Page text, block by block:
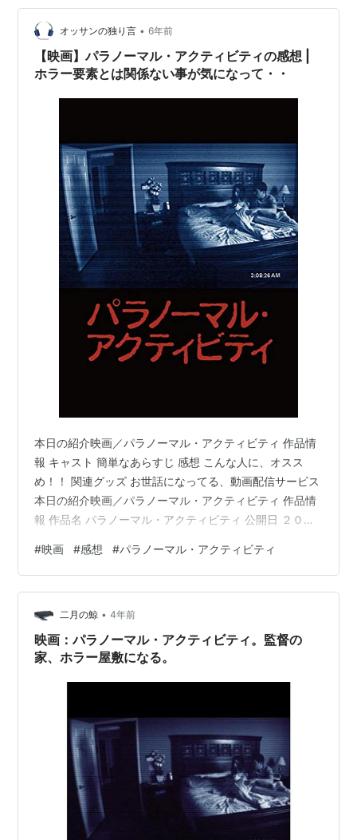
う目新しい恐怖は、ホラーマニアでも十分満足できそう
だ。 高校演劇「絞首台」で惨劇が起こってから20年。主
役を追悼するために再演…
オッサンの独り言 • 6年前
【映画】パラノーマル・アクティビティの感想 |
ホラー要素とは関係ない事が気になって・・
本日の紹介映画／パラノーマル・アクティビティ 作品情
報 キャスト 簡単なあらすじ 感想 こんな人に、オスス
め！！ 関連グッズ お世話になってる、動画配信サービス
本日の紹介映画／パラノーマル・アクティビティ 作品情
報 作品名 パラノーマル・アクティビティ 公開日 ２０１
ー・フェザーストーン 配給 パラマウント映画 キャスト
ケイティ（ケイティー・フェザーストーン） ミカ（ミ
カ・スロート） 簡単なあらすじ 同棲中のカップル、ケイ
ティとミカは夜な夜な怪奇現象に悩まされていた。その
正体を暴くべく、カメラで撮影することをミカは提案す
るのだが・…
#映画 #感想 #パラノーマル・アクティビティ
二月の鯨 • 4年前
映画：パラノーマル・アクティビティ。監督の
家、ホラー屋敷になる。